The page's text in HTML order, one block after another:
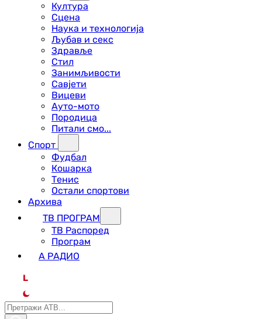
Култура
Сцена
Наука и технологија
Љубав и секс
Здравље
Стил
Занимљивости
Савјети
Вицеви
Ауто-мото
Породица
Питали смо...
Спорт
Фудбал
Кошарка
Тенис
Остали спортови
Архива
ТВ ПРОГРАМ
ТВ Распоред
Програм
А РАДИО
L